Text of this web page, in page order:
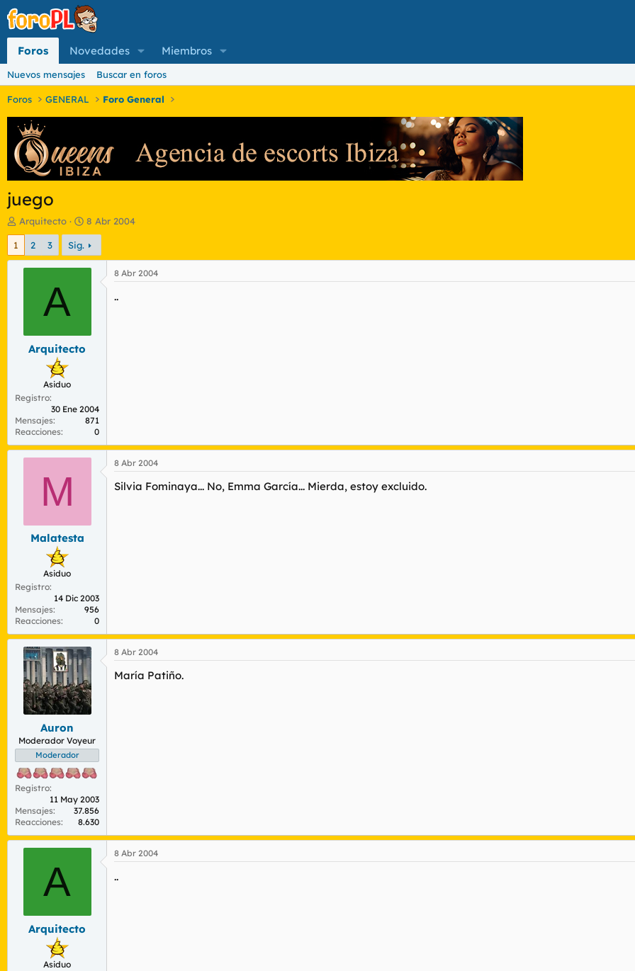
Foros Novedades Miembros
Nuevos mensajes Buscar en foros
Foros GENERAL Foro General
juego
I
n
c
d
m
Arquitecto
F
e
c
h
a
i
8 Abr 2004
1 2 3 Sig.
A
Arquitecto
Asiduo
Registro
30 Ene 2004
Mensajes
871
Reacciones
0
8 Abr 2004
..
M
Malatesta
Asiduo
Registro
14 Dic 2003
Mensajes
956
Reacciones
0
8 Abr 2004
Silvia Fominaya... No, Emma García... Mierda, estoy excluido.
Auron
Moderador Voyeur
Moderador
Registro
11 May 2003
Mensajes
37.856
Reacciones
8.630
8 Abr 2004
María Patiño.
A
Arquitecto
Asiduo
8 Abr 2004
..